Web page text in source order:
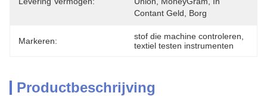
Contant Geld, Borg
Markeren: stof die machine controleren
textiel testen instrumenten
Productbeschrijving